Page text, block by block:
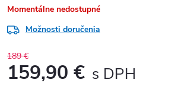
Momentálne nedostupné
Možnosti doručenia
189 €
159,90 €